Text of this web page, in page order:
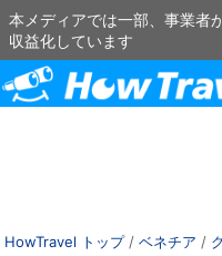
本メディアでは一部、事業者
収益化しています
HowTravel トップ/ ベネチア /